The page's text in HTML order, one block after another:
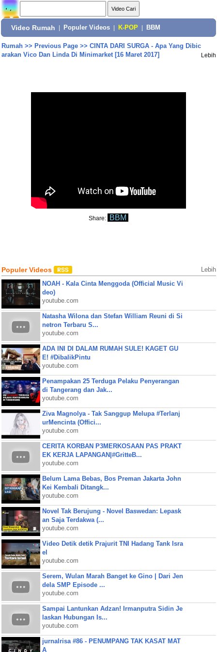
Video Rumah Populer Videos K-POP BBM
Rumah>> Previous Page>> CINTA DARI SURGA - Apa Yang Dibic
arakan Vico Dan Linda Di Minimarket [16 Maret 2017]
Lebih
Share: BBM
Populer Videos Lebih
NOAH - Kala Cinta Menggoda (Official Music Vi
deo)
youtube.com
Natasha Wilona dan Stefan William Reuni di Si
netron Terbaru S...
youtube.com
ADA INI DI DALAM RUMAH SULE! KAGET GU
E! #DibalikPintu
youtube.com
Penampakan 25 Terduga Pelaku Penyerangan
di Tangerang dan Jak...
youtube.com
Ziva Magnolya - Tak Sanggup Melupa #Terlanj
urMencinta (Offici...
youtube.com
CERITA KORBAN P3MERKOSAAN PAS PRAKT
EK KERJA LAPANGAN|#GritteB...
youtube.com
Belum Lama Bebas, Bos Preman Jakarta John
Kei Kembali Ditangk...
youtube.com
Novel Tak Berujung - Novel Baswedan: Lepask
an Saja Terdakwa (...
youtube.com
Video Detik detik Prajurit TNI Hadang Tank Isra
el
youtube.com
Serem, Wulan Marah Banget ke Gino | Dari Jen
dela SMP Episode ...
youtube.com
Sampai Lantunkan Adzan! Irmanputra Sidin Je
laskan Hubungan Is...
youtube.com
jurnalrisa #86 - PENUMPANG TAK KASAT MAT
A